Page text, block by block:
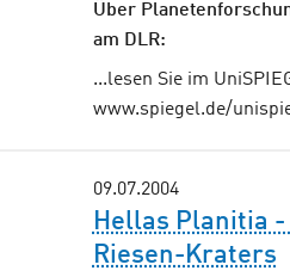
Über
am DLR:
...lesen Sie im
www.spiegel.de/
09.07.2004
Hellas Planitia
Riesen-Kraters